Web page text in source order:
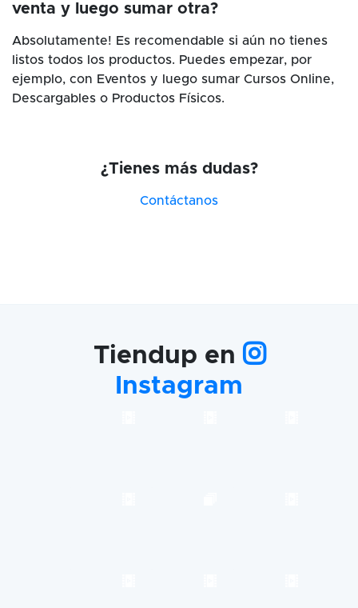
venta y luego sumar otra?
Absolutamente! Es recomendable si aún no tienes
listos todos los productos. Puedes empezar, por
ejemplo, con Eventos y luego sumar Cursos Online,
Descargables o Productos Físicos.
¿Tienes más dudas?
Contáctanos
Tiendup en
Instagram